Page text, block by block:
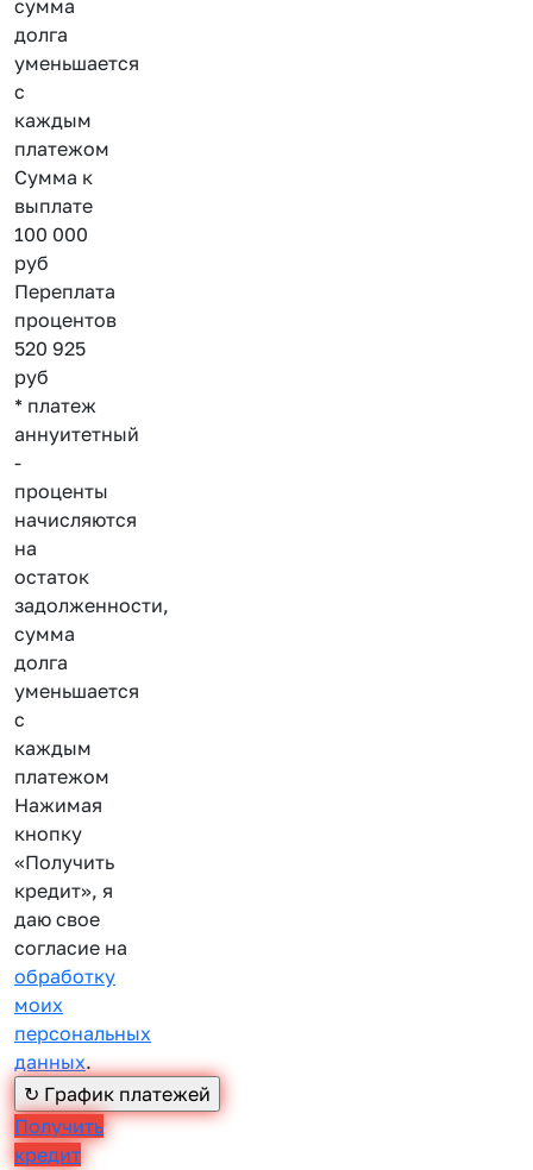
сумма
долга
уменьшается
с
каждым
платежом
Сумма к
выплате
100 000
руб
Переплата
процентов
520 925
руб
* платеж
аннуитетный
-
проценты
начисляются
на
остаток
задолженности,
сумма
долга
уменьшается
с
каждым
платежом
Нажимая
кнопку
«Получить
кредит», я
даю свое
согласие на
обработку
моих
персональных
данных.
Получить
кредит